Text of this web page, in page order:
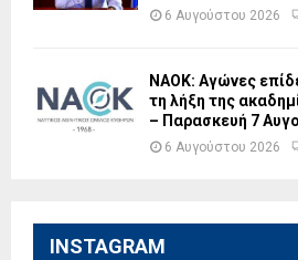
6 Αυγούστου 2026
ΝΑΟΚ: Αγώνες
τη λήξη της
– Παρασκευή 7
6 Αυγούστου 2026
INSTAGRAM